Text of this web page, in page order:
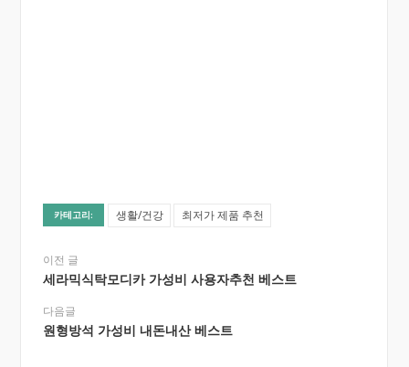
카테고리: 생활/건강 최저가 제품 추천
이전 글
세라믹식탁모디카 가성비 사용자추천 베스트
다음글
원형방석 가성비 내돈내산 베스트